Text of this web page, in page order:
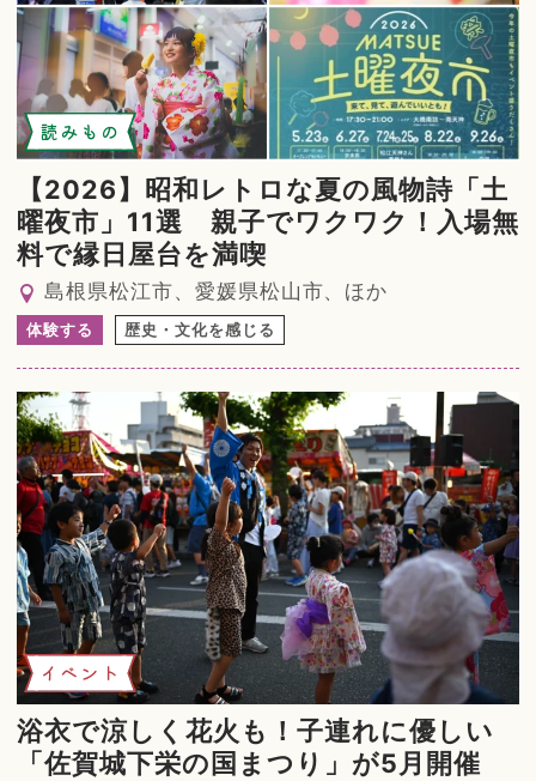
読みもの
【2026】昭和レトロな夏の風物詩「土
曜夜市」11選 親子でワクワク！入場無
料で縁日屋台を満喫
島根県松江市、愛媛県松山市、ほか
体験する 歴史・文化を感じる
イベント
浴衣で涼しく花火も！子連れに優しい
「佐賀城下栄の国まつり」が5月開催